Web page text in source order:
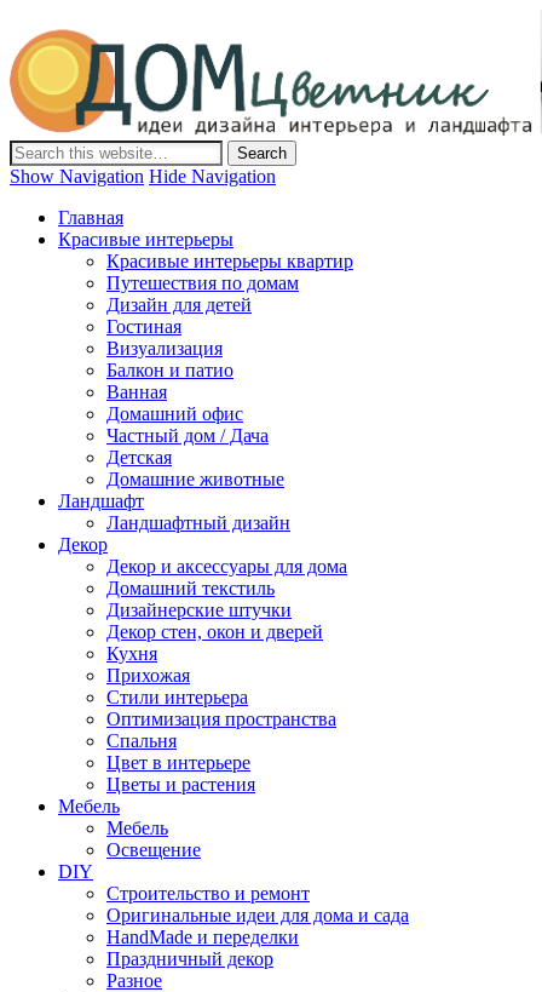
Дом-Цветник
Дизайн интерьера и ландшафта, декор и обустройство дома.
Идеи со всего мира.
Show Navigation Hide Navigation
Главная
Красивые интерьеры
Красивые интерьеры квартир
Путешествия по домам
Дизайн для детей
Гостиная
Визуализация
Балкон и патио
Ванная
Домашний офис
Частный дом / Дача
Детская
Домашние животные
Ландшафт
Ландшафтный дизайн
Декор
Декор и аксессуары для дома
Домашний текстиль
Дизайнерские штучки
Декор стен, окон и дверей
Кухня
Прихожая
Стили интерьера
Оптимизация пространства
Спальня
Цвет в интерьере
Цветы и растения
Мебель
Мебель
Освещение
DIY
Строительство и ремонт
Оригинальные идеи для дома и сада
HandMade и переделки
Праздничный декор
Разное